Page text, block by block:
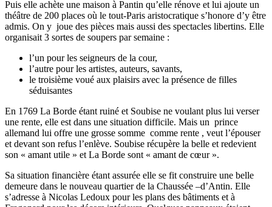
Puis elle achète une maison à Pantin qu’elle rénove et lui ajoute un
théâtre de 200 places où le tout-Paris aristocratique s’honore d’y être
admis. On y joue des pièces mais aussi des spectacles libertins. Elle
organisait 3 sortes de soupers par semaine :
l’un pour les seigneurs de la cour,
l’autre pour les artistes, auteurs, savants,
le troisième voué aux plaisirs avec la présence de filles
séduisantes
En 1769 La Borde étant ruiné et Soubise ne voulant plus lui verser
une rente, elle est dans une situation difficile. Mais un prince
allemand lui offre une grosse somme comme rente , veut l’épouser
et devant son refus l’enlève. Soubise récupère la belle et redevient
son « amant utile » et La Borde sont « amant de cœur ».
Sa situation financière étant assurée elle se fit construire une belle
demeure dans le nouveau quartier de la Chaussée –d’Antin. Elle
s’adresse à Nicolas Ledoux pour les plans des bâtiments et à